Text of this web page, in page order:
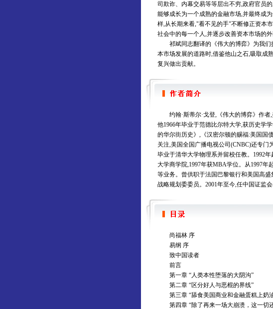
司欺诈、内幕交易等等层出不穷,政府官员
能够成长为一个成熟的金融市场,并最终成
样,从长期来看,"看不见的手"不断修正资本
社会中的每一个人,并逐步改善资本市场的
祁斌同志翻译的《伟大的博弈》为我们
本市场发展的道路时,借鉴他山之石,吸取成
复兴做出贡献。
约翰·斯蒂尔·戈登,《伟大的博弈》作者,
他1966年毕业于范德比尔特大学,获历史学
的华尔街历史》,《汉密尔顿的赐福:美国国
关注,美国全国广播电视公司(CNBC)还专门
毕业于清华大学物理系并留校任教。1992
大学商学院,1997年获MBA学位。从1997
等业务。曾供职于法国巴黎银行和美国高
战略规划委委员。2001年至今,任中国证监会
尚福林 序
易纲 序
致中国读者
前言
第一章 “人类本性堕落的大阴沟”
第二章 “区分好人与恶棍的界线”
第三章 “舔食美国商业和金融蛋糕上奶
第四章 “除了再来一场大崩溃，这一切